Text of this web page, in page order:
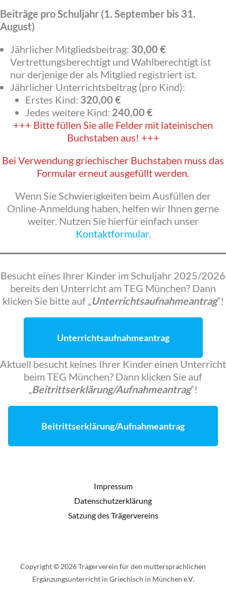
Beiträge pro Schuljahr (1. September bis 31.
August)
Jährlicher Mitgliedsbeitrag: 30,00 €
Vertrettungsberechtigt und Wahlberechtigt ist
nur derjenige der als Mitglied registriert ist.
Jährlicher Unterrichtsbeitrag (pro Kind):
Erstes Kind: 320,00 €
Jedes weitere Kind: 240,00 €
+++ Bitte füllen Sie alle Felder mit lateinischen
Buchstaben aus! +++
Bei Verwendung griechischer Buchstaben muss das
Formular erneut ausgefüllt werden.
Wenn Sie Schwierigkeiten beim Ausfüllen der
Online-Anmeldung haben, helfen wir Ihnen gerne
weiter. Nutzen Sie hierfür einfach unser
Kontaktformular.
Besucht eines Ihrer Kinder im Schuljahr 2025/2026
bereits den Unterricht am TEG München? Dann
klicken Sie bitte auf „Unterrichtsaufnahmeantrag”!
Unterrichtsaufnahmeantrag
Aktuell besucht keines Ihrer Kinder einen Unterricht
beim TEG München? Dann klicken Sie auf
„Beitrittserklärung/Aufnahmeantrag”!
Beitrittserklärung/Aufnahmeantrag
Impressum
Datenschutzerklärung
Satzung des Trägervereins
Copyright © 2026 Trägerverein für den muttersprachlichen
Ergänzungsunterricht in Griechisch in München e.V.